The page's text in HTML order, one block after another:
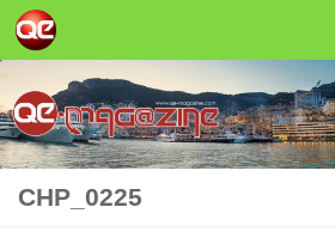
Salta al contenuto
CHP_0225